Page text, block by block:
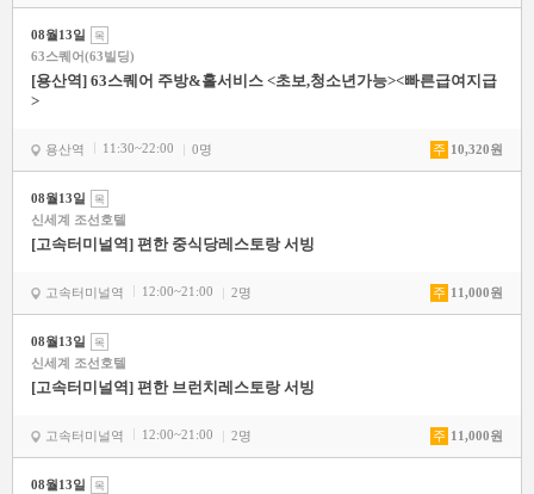
08월13일 목
63스퀘어(63빌딩)
[용산역] 63스퀘어 주방&홀서비스 <초보,청소년가능><빠른급여지급
>
용산역 11:30~22:00 0명 주 10,320원
08월13일 목
신세계 조선호텔
[고속터미널역] 편한 중식당레스토랑 서빙
고속터미널역 12:00~21:00 2명 주 11,000원
08월13일 목
신세계 조선호텔
[고속터미널역] 편한 브런치레스토랑 서빙
고속터미널역 12:00~21:00 2명 주 11,000원
08월13일 목